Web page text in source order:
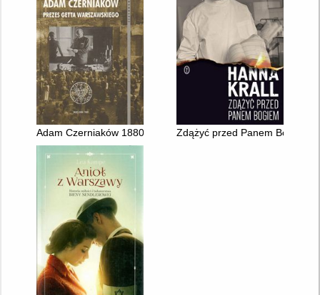
Adam Czerniaków 1880-1942 : prezes getta warszawskiego
Zdążyć przed Panem Bogiem